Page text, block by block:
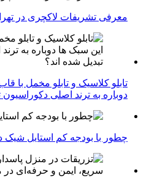
معرفی تشریفات لاکچری در
تابلو کلاسیک و تابلو مخمل با
دوباره به ترند اصلی دکوراسیون
چطور با بودجه کم استایل شیک